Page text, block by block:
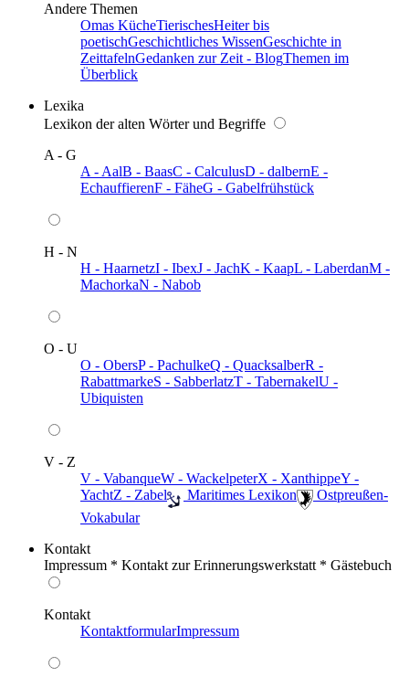
Andere Themen
Omas KücheTierischesHeiter bis
poetischGeschichtliches WissenGeschichte in
ZeittafelnGedanken zur Zeit - BlogThemen im
Überblick
Lexika
Lexikon der alten Wörter und Begriffe
A - G
A - AalB - BaasC - CalculusD - dalbernE -
EchauffierenF - FäheG - Gabelfrühstück
H - N
H - HaarnetzI - IbexJ - JachK - KaapL - LaberdanM -
MachorkaN - Nabob
O - U
O - ObersP - PachulkeQ - QuacksalberR -
RabattmarkeS - SabberlatzT - TabernakelU -
Ubiquisten
V - Z
V - VabanqueW - WackelpeterX - XanthippeY -
YachtZ - Zabel ️ Maritimes Lexikon
️ Ostpreußen-
Vokabular
Kontakt
Impressum * Kontakt zur Erinnerungswerkstatt * Gästebuch
Kontakt
KontaktformularImpressum